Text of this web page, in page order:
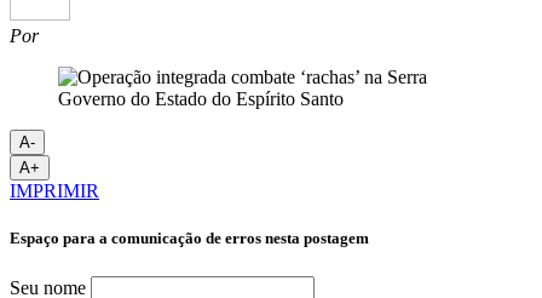
Por
Governo do Estado do Espírito Santo
A-
A+
IMPRIMIR
Espaço para a comunicação de erros nesta postagem
Seu nome